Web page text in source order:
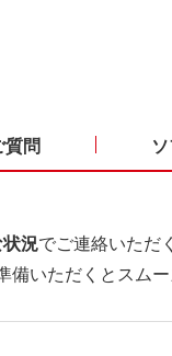
質問
況でご連絡いただ
備いただくとスム